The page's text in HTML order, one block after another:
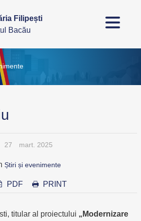
Filipești
Bacău
27 mart. 2025
Știri și evenimente
PDF PRINT
titular al proiectului „Modernizare